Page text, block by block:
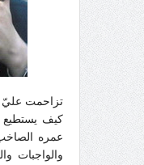
تزاحمت عليّ
كيف يستطيع
عمره الصاخب
والواجبات